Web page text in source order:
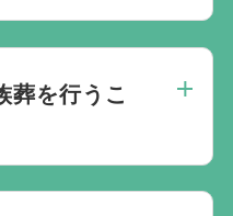
遠慮なくお申し付け
だ式場が適している
す。当社の相談員
ますので、ご不安な
軽にご相談くださ
葬を行うこ